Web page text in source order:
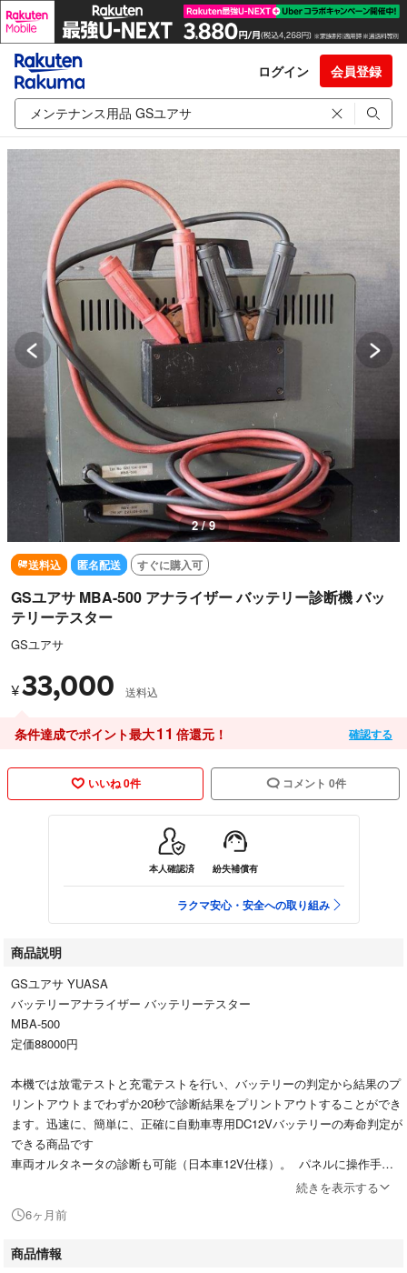
ログイン 会員登録
3 / 9
送料込 匿名配送 すぐに購入可
GSユアサ MBA-500 アナライザー バッテリー診断機 バッ
テリーテスター
GSユアサ
¥33,000 送料込
条件達成でポイント最大11 倍還元！ 確認する
いいね 0件 コメント 0件
本人確認済 紛失補償有
ラクマ安心・安全への取り組み
商品説明
GSユアサ YUASA
バッテリーアナライザー バッテリーテスター
MBA-500
定価88000円
本機では放電テストと充電テストを行い、バッテリーの判定から結果のプ
リントアウトまでわずか20秒で診断結果をプリントアウトすることができ
ます。迅速に、簡単に、正確に自動車専用DC12Vバッテリーの寿命判定が
できる商品です
車両オルタネータの診断も可能（日本車12V仕様）。 パネルに操作手順
【特 長】
バッテリーの性能低下の原因を、バッテリーの寿命による「交換時期」な
のか「充電不足」なのかを自動判定
続きを表示する
6ヶ月前
商品情報